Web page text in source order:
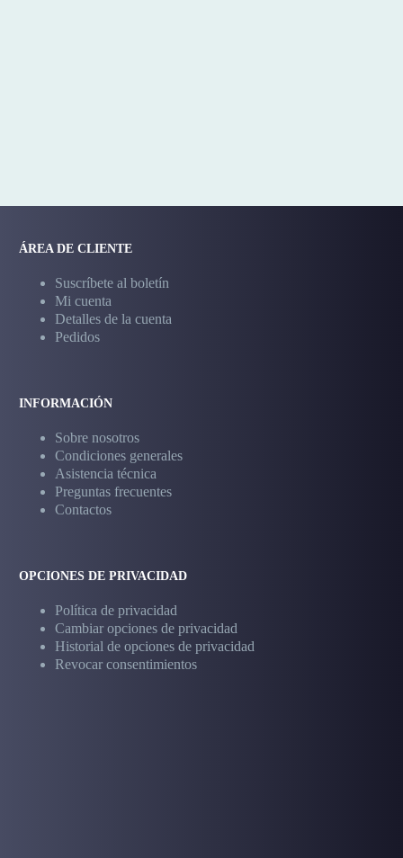
ÁREA DE CLIENTE
Suscríbete al boletín
Mi cuenta
Detalles de la cuenta
Pedidos
INFORMACIÓN
Sobre nosotros
Condiciones generales
Asistencia técnica
Preguntas frecuentes
Contactos
OPCIONES DE PRIVACIDAD
Política de privacidad
Cambiar opciones de privacidad
Historial de opciones de privacidad
Revocar consentimientos